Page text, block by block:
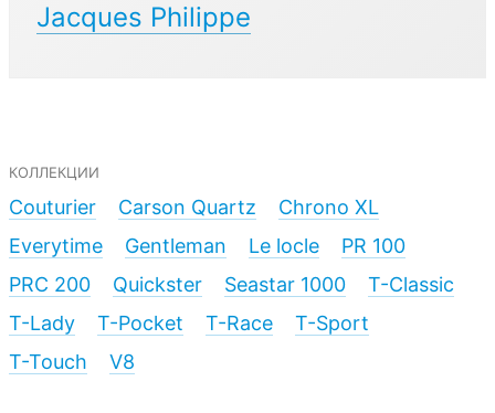
Jacques Philippe
коллекции
Couturier
Carson Quartz
Chrono XL
Everytime
Gentleman Le locle
PR 100
PRC 200
Quickster Seastar 1000
T-Classic
T-Lady
T-Pocket T-Race
T-Sport
T-Touch
V8